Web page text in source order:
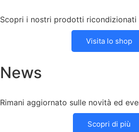
Scopri i nostri prodotti ricondizionati
Visita lo shop
News
Rimani aggiornato sulle novità ed
Scopri di più